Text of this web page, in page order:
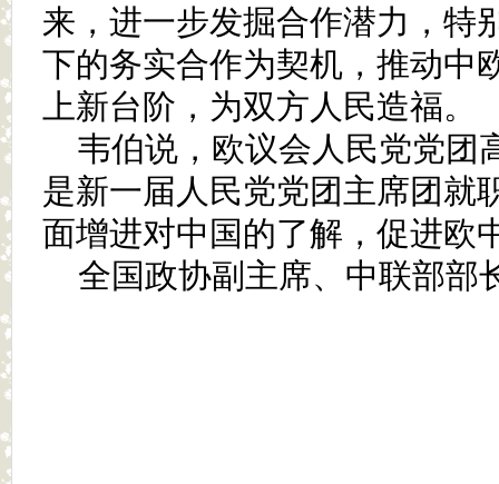
来，进一步发掘合作潜力，特
下的务实合作为契机，推动中
上新台阶，为双方人民造福。
韦伯说，欧议会人民党党团
是新一届人民党党团主席团就
面增进对中国的了解，促进欧
全国政协副主席、中联部部